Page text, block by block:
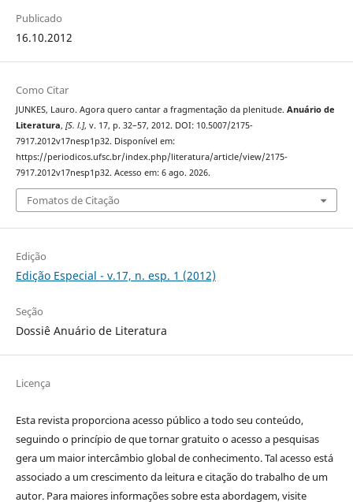
Publicado
16.10.2012
Como Citar
JUNKES, Lauro. Agora quero cantar a fragmentação da plenitude. Anuário de
Literatura, [S. l.], v. 17, p. 32–57, 2012. DOI: 10.5007/2175-
7917.2012v17nesp1p32. Disponível em:
https://periodicos.ufsc.br/index.php/literatura/article/view/2175-
7917.2012v17nesp1p32. Acesso em: 6 ago. 2026.
Fomatos de Citação
Edição
Edição Especial - v.17, n. esp. 1 (2012)
Seção
Dossiê Anuário de Literatura
Licença
Esta revista proporciona acesso público a todo seu conteúdo,
seguindo o princípio de que tornar gratuito o acesso a pesquisas
gera um maior intercâmbio global de conhecimento. Tal acesso está
associado a um crescimento da leitura e citação do trabalho de um
autor. Para maiores informações sobre esta abordagem, visite